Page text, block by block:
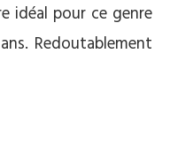
idéal pour ce genre
Redoutablement